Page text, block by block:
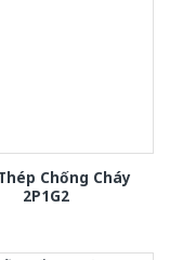
Chống Cháy
2P1G2